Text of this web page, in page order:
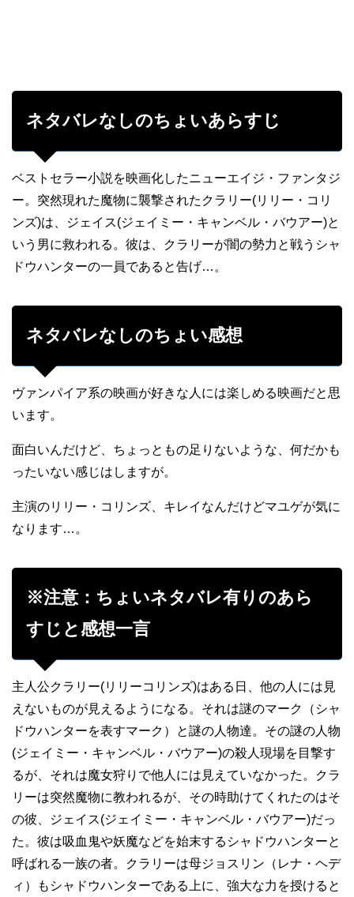
ネタバレなしのちょいあらすじ
ベストセラー小説を映画化したニューエイジ・ファンタジ
ー。突然現れた魔物に襲撃されたクラリー(リリー・コリ
ンズ)は、ジェイス(ジェイミー・キャンベル・バウアー)と
いう男に救われる。彼は、クラリーが闇の勢力と戦うシャ
ドウハンターの一員であると告げ…。
ネタバレなしのちょい感想
ヴァンパイア系の映画が好きな人には楽しめる映画だと思
います。
面白いんだけど、ちょっともの足りないような、何だかも
ったいない感じはしますが。
主演のリリー・コリンズ、キレイなんだけどマユゲが気に
なります…。
※注意：ちょいネタバレ有りのあら
すじと感想一言
主人公クラリー(リリーコリンズ)はある日、他の人には見
えないものが見えるようになる。それは謎のマーク（シャ
ドウハンターを表すマーク）と謎の人物達。その謎の人物
(ジェイミー・キャンベル・バウアー)の殺人現場を目撃す
るが、それは魔女狩りで他人には見えていなかった。クラ
リーは突然魔物に教われるが、その時助けてくれたのはそ
の彼、ジェ イス(ジェイミー・キャンベル・バウアー)だっ
た。彼は吸血鬼や妖魔などを始末するシャドウハンターと
呼ばれる一族の者。クラリーは母ジョスリン（レナ・ヘデ
ィ）もシャドウハンターである上に、強大な力を授けると